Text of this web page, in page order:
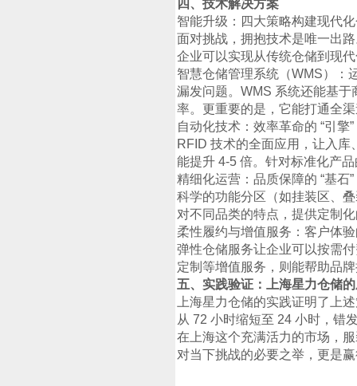
四、技术解决方案
智能升级：四大策略构建现代
面对挑战，拥抱技术是唯一出
企业可以实现从传统仓储到现
智慧仓储管理系统（WMS）：
漏发问题。WMS 系统还能基
率。更重要的是，它能打通全
自动化技术：效率革命的 “引擎”
RFID 技术的全面应用，让入库
能提升 4-5 倍。针对标准化产
精细化运营：品质保障的 “基石”
科学的功能分区（如挂装区、
对不同品类的特点，提供定制
柔性履约与增值服务：客户体验
弹性仓储服务让企业可以按需
定制等增值服务，则能帮助品
五、实践验证：上海星力仓储
上海星力仓储的实践证明了上
从 72 小时缩短至 24 小时，错
在上海这个充满活力的市场，
对当下挑战的必要之举，更是